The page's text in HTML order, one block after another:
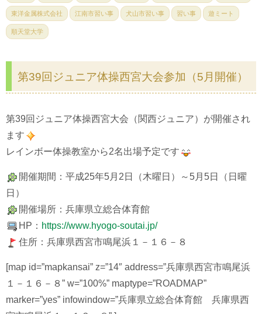
東洋金属株式会社 江南市習い事 犬山市習い事 習い事 遊ミート
順天堂大学
第39回ジュニア体操西宮大会参加（5月開催）
第39回ジュニア体操西宮大会（関西ジュニア）が開催され
ます
レインボー体操教室から2名出場予定です
開催期間：平成25年5月2日（木曜日）～5月5日（日曜
日）
開催場所：兵庫県立総合体育館
HP： https://www.hyogo-soutai.jp/
住所：兵庫県西宮市鳴尾浜１－１６－８
[map id=”mapkansai” z=”14″ address=”兵庫県西宮市鳴尾浜
１－１６－８” w=”100%” maptype=”ROADMAP”
marker=”yes” infowindow=”兵庫県立総合体育館 兵庫県西